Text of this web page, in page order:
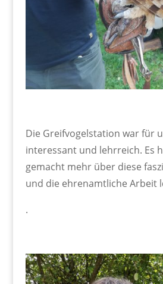
Die Greifvogelstation war für
interessant und lehrreich. Es
gemacht mehr über diese
und die ehrenamtliche Arbeit
.